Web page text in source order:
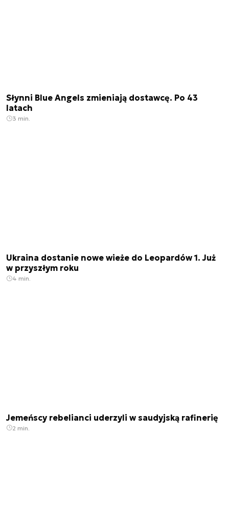
Słynni Blue Angels zmieniają dostawcę. Po 43
latach
3 min.
Ukraina dostanie nowe wieże do Leopardów 1. Już
w przyszłym roku
4 min.
Jemeńscy rebelianci uderzyli w saudyjską rafinerię
2 min.